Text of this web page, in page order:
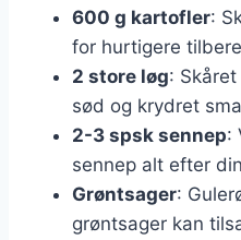
600 g kartofler:
for hurtigere
2 store løg:
sød og krydret
2-3 spsk sennep:
sennep alt efter
Grøntsager:
grøntsager kan